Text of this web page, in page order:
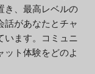
き、最高レベルの
話があなたとチャ
います。コミュニ
ット体験をどのよ